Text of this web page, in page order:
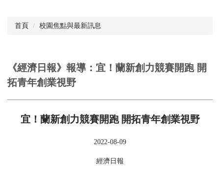
首頁 校園焦點與最新訊息
《經濟日報》報導：宜！蘭新創力競賽開跑 開
拓青年創業視野
宜！蘭新創力競賽開跑 開拓青年創業視野
2022-08-09
經濟日報